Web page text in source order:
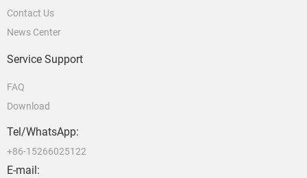
Contact Us
News Center
Service Support
FAQ
Download
Tel/WhatsApp:
+86-15266025122
E-mail: